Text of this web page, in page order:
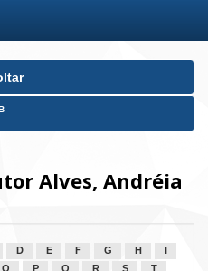
Alves, Andréia
D E F G H
O P Q R S
T